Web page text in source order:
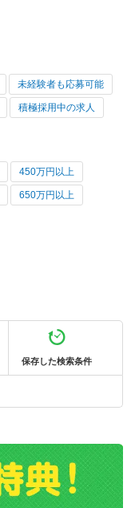
未経験者も応募可能
積極採用中の求人
450万円以上
650万円以上
保存した検索条件